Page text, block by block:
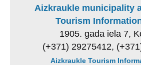
Aizkraukle municipality
Tourism
1905. gada iela 7,
(+371) 29275412,
Aizkraukle Tourism